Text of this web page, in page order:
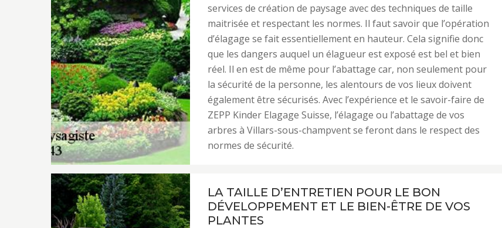
services de création de paysage avec des techniques de taille
maitrisée et respectant les normes. Il faut savoir que l’opération
d’élagage se fait essentiellement en hauteur. Cela signifie donc
que les dangers auquel un élagueur est exposé est bel et bien
réel. Il en est de même pour l’abattage car, non seulement pour
la sécurité de la personne, les alentours de vos lieux doivent
également être sécurisés. Avec l’expérience et le savoir-faire de
ZEPP Kinder Elagage Suisse, l’élagage ou l’abattage de vos
arbres à Villars-sous-champvent se feront dans le respect des
normes de sécurité.
LA TAILLE D’ENTRETIEN POUR LE BON
DÉVELOPPEMENT ET LE BIEN-ÊTRE DE VOS
PLANTES